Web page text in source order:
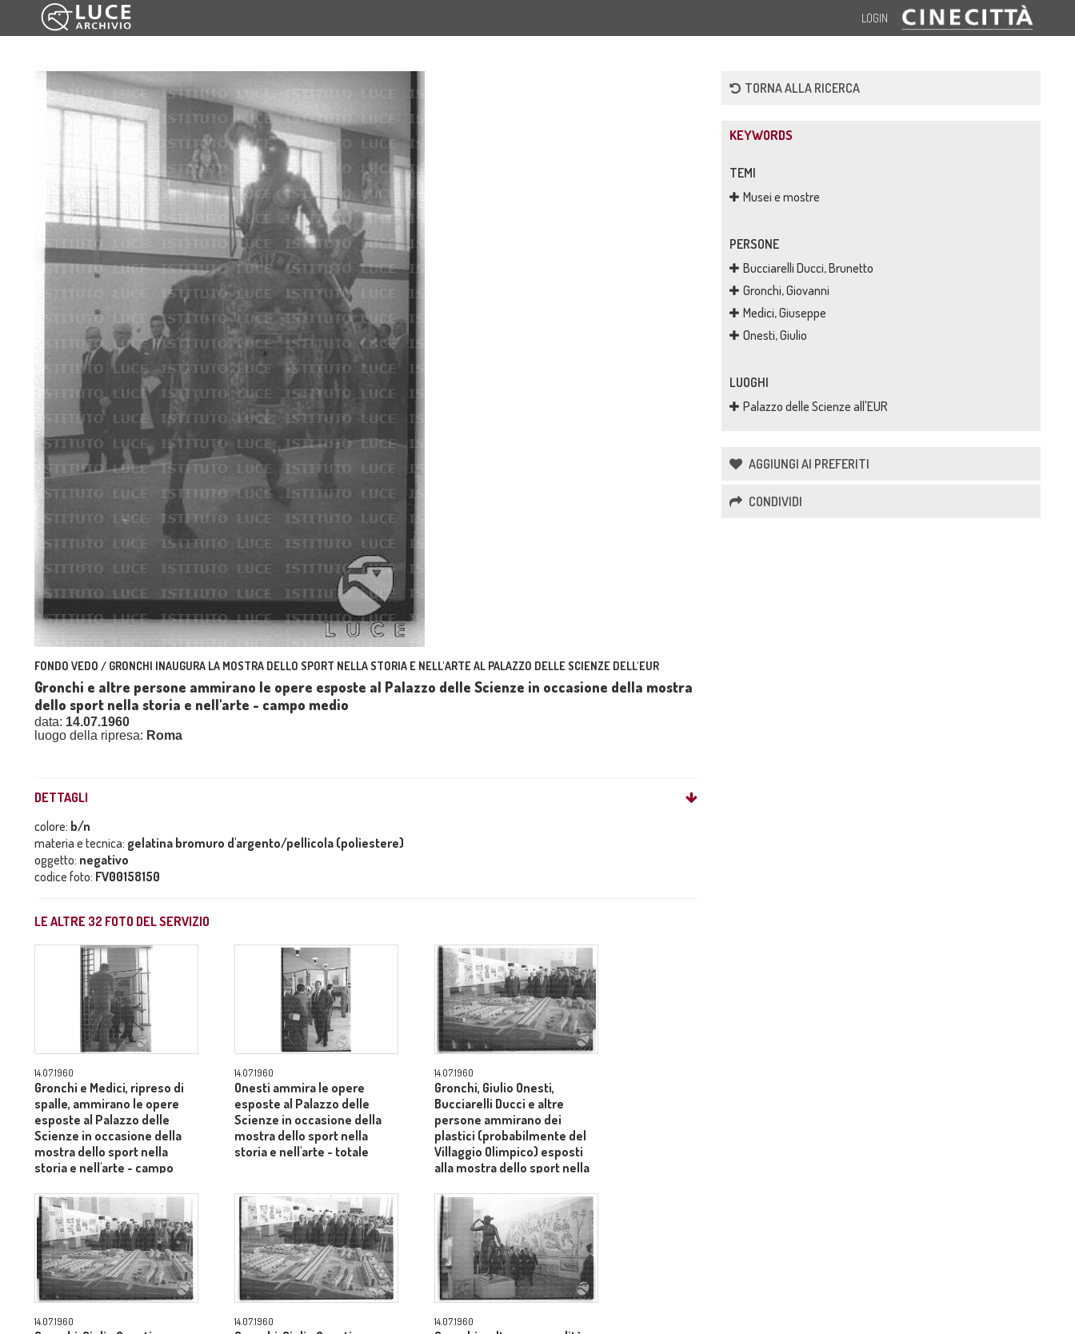
LOGIN
FONDO VEDO / GRONCHI INAUGURA LA MOSTRA DELLO SPORT NELLA STORIA E NELL'ARTE AL PALAZZO DELLE SCIENZE DELL'EUR
Gronchi e altre persone ammirano le opere esposte al Palazzo delle Scienze in occasione della mostra
dello sport nella storia e nell'arte - campo medio
data: 14.07.1960
luogo della ripresa: Roma
DETTAGLI
colore: b/n
materia e tecnica: gelatina bromuro d'argento/pellicola (poliestere)
oggetto: negativo
codice foto: FV00158150
LE ALTRE 32 FOTO DEL SERVIZIO
14.07.1960
Gronchi e Medici, ripreso di
spalle, ammirano le opere
esposte al Palazzo delle
Scienze in occasione della
mostra dello sport nella
storia e nell'arte - campo
14.07.1960
Onesti ammira le opere
esposte al Palazzo delle
Scienze in occasione della
mostra dello sport nella
storia e nell'arte - totale
14.07.1960
Gronchi, Giulio Onesti,
Bucciarelli Ducci e altre
persone ammirano dei
plastici (probabilmente del
Villaggio Olimpico) esposti
alla mostra dello sport nella
Palazzo delle Scienze -
campo medio
14.07.1960 14.07.1960 14.07.1960
TORNA ALLA RICERCA
KEYWORDS
TEMI
Musei e mostre
PERSONE
Bucciarelli Ducci, Brunetto
Gronchi, Giovanni
Medici, Giuseppe
Onesti, Giulio
LUOGHI
Palazzo delle Scienze all'EUR
AGGIUNGI AI PREFERITI
CONDIVIDI